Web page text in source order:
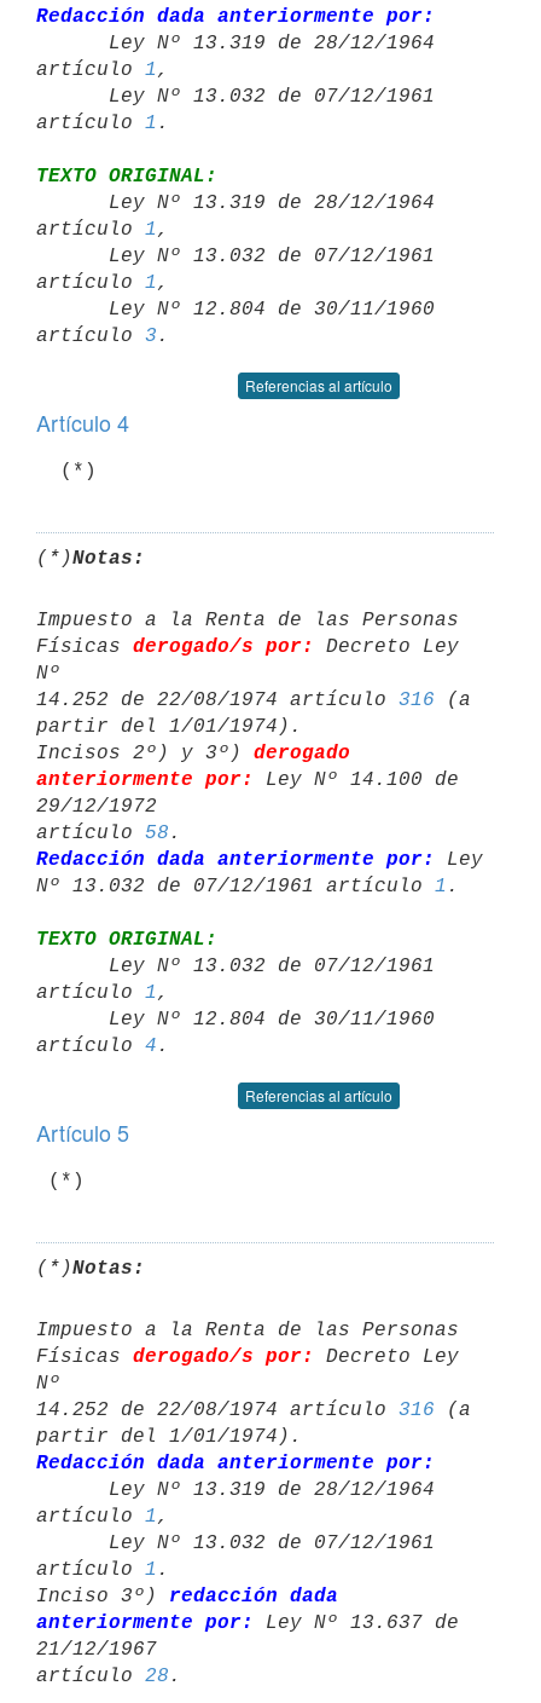
Redacción dada anteriormente por:
artículo 1 ,
artículo 1
TEXTO ORIGINAL:
artículo 1 ,
artículo 1 ,
artículo 3
Referencias al artículo
Artículo 4
(*)Notas:
Impuesto a la Renta de las Personas
Físicas derogado/s por:
Decreto Ley
Nº
14.252 de 22/08/1974 artículo 316 (a
partir del 1/01/1974).
Incisos 2º) y 3º) derogado
anteriormente por:
Ley Nº 14.100 de
29/12/1972
artículo 58
Redacción dada anteriormente por:
Ley
Nº 13.032 de 07/12/1961 artículo 1
TEXTO ORIGINAL:
artículo 1 ,
artículo 4
Referencias al artículo
Artículo 5
(*)
(*)Notas:
Impuesto a la Renta de las Personas
Físicas derogado/s por:
Decreto Ley
Nº
14.252 de 22/08/1974 artículo 316 (a
Redacción dada anteriormente por:
artículo 1 ,
artículo 1 .
Inciso 3º) redacción dada
anteriormente por:
Ley Nº 13.637 de
21/12/1967
artículo 28